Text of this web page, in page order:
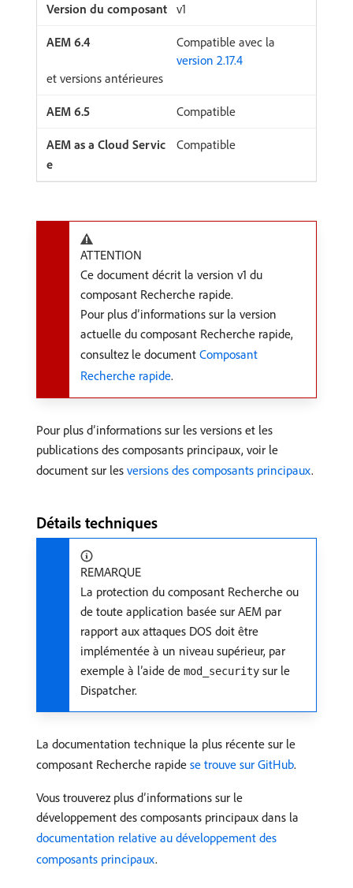
v1
Compatible avec la
version 2.17.4
et versions antérieures
Compatible
Compatible
ATTENTION
Ce document décrit la version v1 du
composant Recherche rapide.
Pour plus d’informations sur la version
actuelle du composant Recherche rapide,
consultez le document Composant
Recherche rapide.
Pour plus d’informations sur les versions et les
publications des composants principaux, voir le
document sur les versions des composants principaux.
Détails techniques
REMARQUE
La protection du composant Recherche ou
de toute application basée sur AEM par
rapport aux attaques DOS doit être
implémentée à un niveau supérieur, par
exemple à l’aide de mod_security sur le
Dispatcher.
La documentation technique la plus récente sur le
composant Recherche rapide se trouve sur GitHub.
Vous trouverez plus d’informations sur le
développement des composants principaux dans la
documentation relative au développement des
composants principaux.